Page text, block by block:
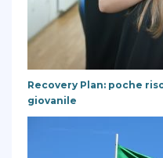
Recovery Plan: poche
giovanile